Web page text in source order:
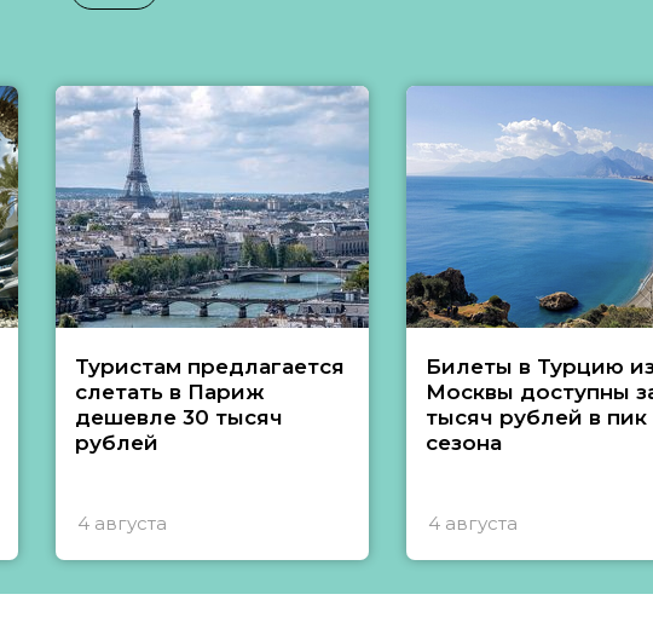
Туристам предлагается
слетать в Париж
дешевле 30 тысяч
рублей
4 августа
Билеты в Турцию из
Москвы доступны
тысяч рублей в пик
сезона
4 августа